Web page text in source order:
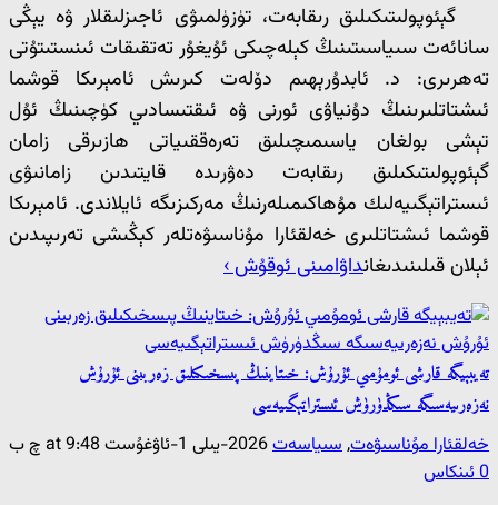
گېئوپولىتىكىلىق رىقابەت، تۈزۈلمىۋى ئاجىزلىقلار ۋە يېڭى
سانائەت سىياسىتىنىڭ كېلەچىكى ئۇيغۇر تەتقىقات ئىنستىتۇتى
تەھرىرى: د. ئابدۇرېھىم دۆلەت كىرىش ئامېرىكا قوشما
ئىشتاتلىرىنىڭ دۇنياۋى ئورنى ۋە ئىقتىسادىي كۈچىنىڭ ئۇل
تېشى بولغان ياسىمىچىلىق تەرەققىياتى ھازىرقى زامان
گېئوپولىتىكىلىق رىقابەت دەۋرىدە قايتىدىن زامانىۋى
ئىستراتېگىيەلىك مۇھاكىمىلەرنىڭ مەركىزىگە ئايلاندى. ئامېرىكا
قوشما ئىشتاتلىرى خەلقئارا مۇناسىۋەتلەر كېڭىشى تەرىپىدىن
ئېلان قىلىنىدىغانداۋامىنى ئوقۇش ›
تەيبېيگە قارشى ئومۇمىي ئۇرۇش: خىتاينىڭ پىسخىكىلىق زەربىنى ئۇرۇش
نەزەرىيەسىگە سىڭدۈرۈش ئىستراتېگىيەسى
خەلقئارا مۇناسىۋەت,سىياسەت2026-يىلى 1-ئاۋغۇست at 9:48 چ ب
0 ئىنكاس